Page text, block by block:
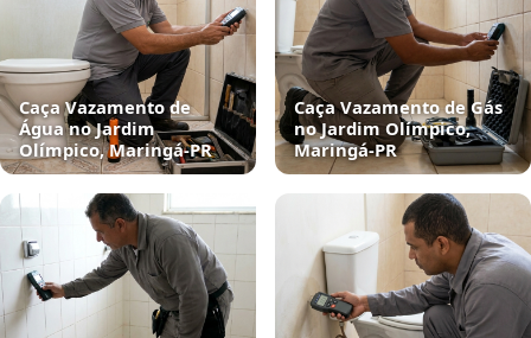
Caça Vazamento de
Água no Jardim
Olímpico, Maringá‑PR
Caça Vazamento de Gás
no Jardim Olímpico,
Maringá‑PR